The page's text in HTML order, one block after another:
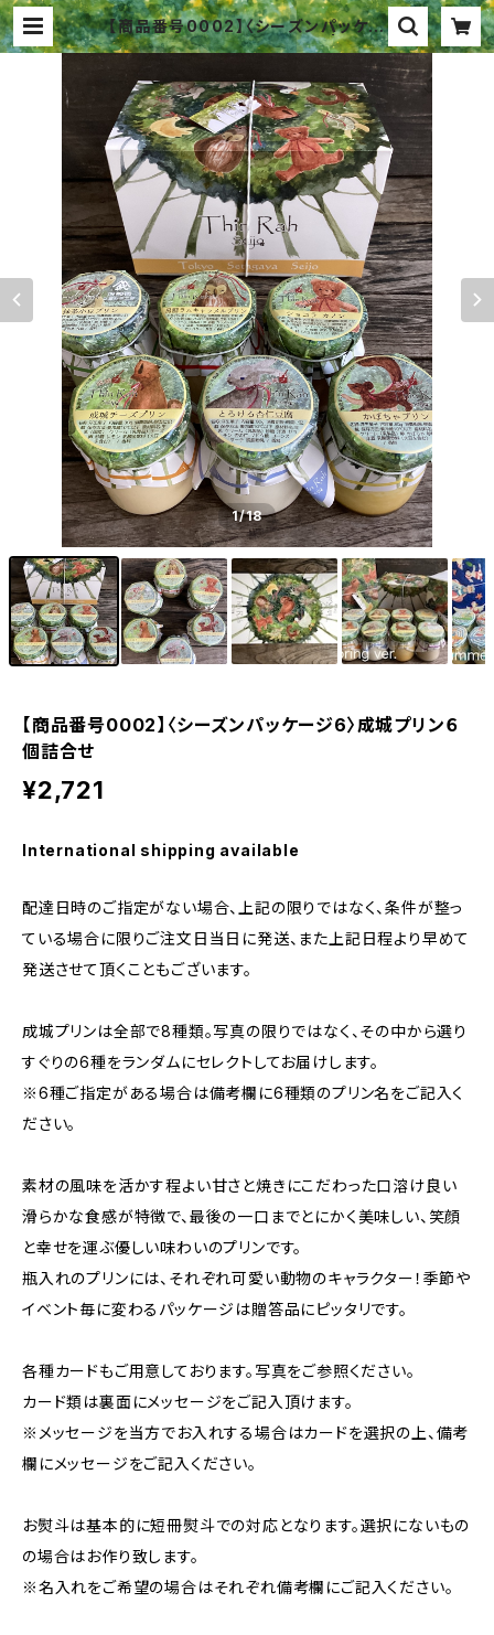
【商品番号0002】〈シーズンパッケー
ジ6〉成城プリン６個詰合せ | ティン
1/18
【商品番号0002】〈シーズンパッケージ6〉成城プリン６
個詰合せ
¥2,721
International shipping available
配達日時のご指定がない場合、上記の限りではなく、条件が整っ
ている場合に限りご注文日当日に発送、また上記日程より早めて
発送させて頂くこともございます。
成城プリンは全部で8種類。写真の限りではなく、その中から選り
すぐりの6種をランダムにセレクトしてお届けします。
※6種ご指定がある場合は備考欄に6種類のプリン名をご記入く
ださい。
素材の風味を活かす程よい甘さと焼きにこだわった口溶け良い
滑らかな食感が特徴で、最後の一口までとにかく美味しい、笑顔
と幸せを運ぶ優しい味わいのプリンです。
瓶入れのプリンには、それぞれ可愛い動物のキャラクター！季節や
イベント毎に変わるパッケージは贈答品にピッタリです。
各種カードもご用意しております。写真をご参照ください。
カード類は裏面にメッセージをご記入頂けます。
※メッセージを当方でお入れする場合はカードを選択の上、備考
欄にメッセージをご記入ください。
お熨斗は基本的に短冊熨斗での対応となります。選択にないもの
の場合はお作り致します。
※名入れをご希望の場合はそれぞれ備考欄にご記入ください。